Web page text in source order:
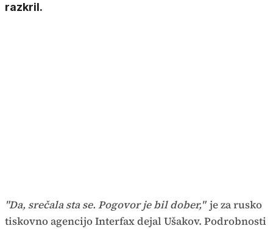
razkril.
"Da, srečala sta se. Pogovor je bil dober," je za rusko
tiskovno agencijo Interfax dejal Ušakov. Podrobnosti